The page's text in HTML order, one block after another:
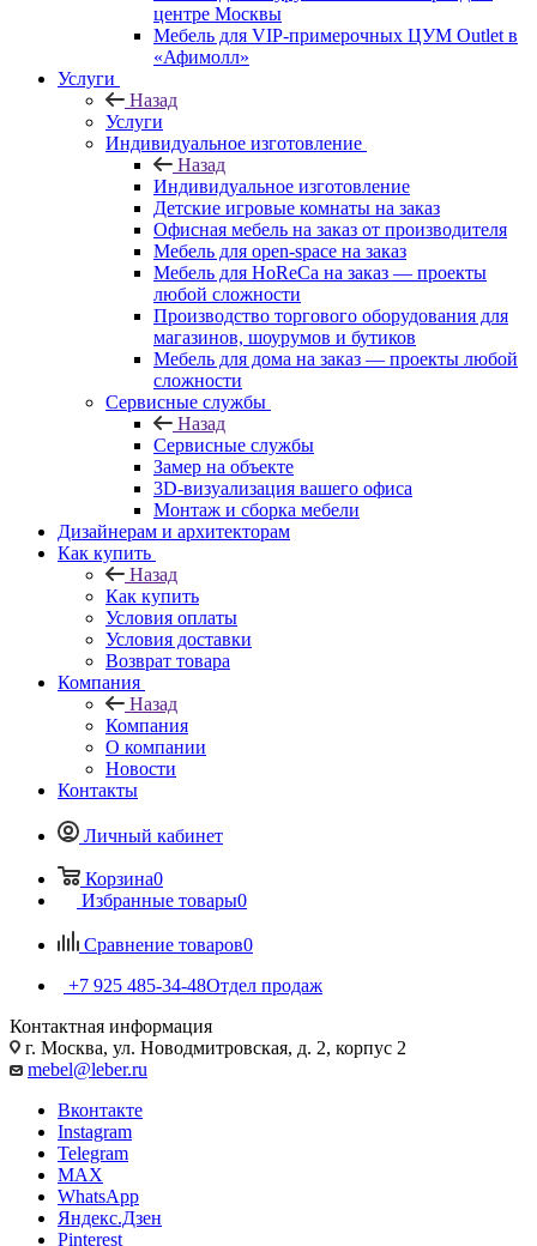
центре Москвы
Мебель для VIP-примерочных ЦУМ Outlet в
«Афимолл»
Услуги
Назад
Услуги
Индивидуальное изготовление
Назад
Индивидуальное изготовление
Детские игровые комнаты на заказ
Офисная мебель на заказ от производителя
Мебель для open-space на заказ
Мебель для HoReCa на заказ — проекты
любой сложности
Производство торгового оборудования для
магазинов, шоурумов и бутиков
Мебель для дома на заказ — проекты любой
сложности
Сервисные службы
Назад
Сервисные службы
Замер на объекте
3D-визуализация вашего офиса
Монтаж и сборка мебели
Дизайнерам и архитекторам
Как купить
Назад
Как купить
Условия оплаты
Условия доставки
Возврат товара
Компания
Назад
Компания
О компании
Новости
Контакты
Личный кабинет
Корзина0
Избранные товары0
Сравнение товаров0
+7 925 485-34-48Отдел продаж
Контактная информация
г. Москва, ул. Новодмитровская, д. 2, корпус 2
mebel@leber.ru
Вконтакте
Instagram
Telegram
MAX
WhatsApp
Яндекс.Дзен
Pinterest